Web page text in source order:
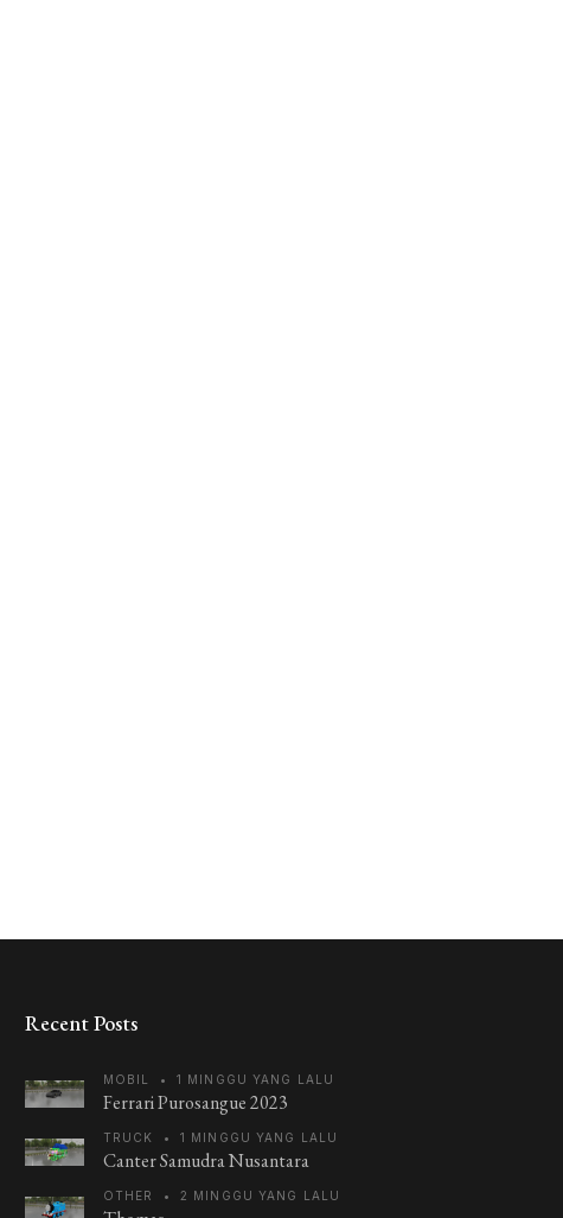
Recent Posts
MOBIL • 1 MINGGU YANG LALU
Ferrari Purosangue 2023
TRUCK • 1 MINGGU YANG LALU
Canter Samudra Nusantara
OTHER • 2 MINGGU YANG LALU